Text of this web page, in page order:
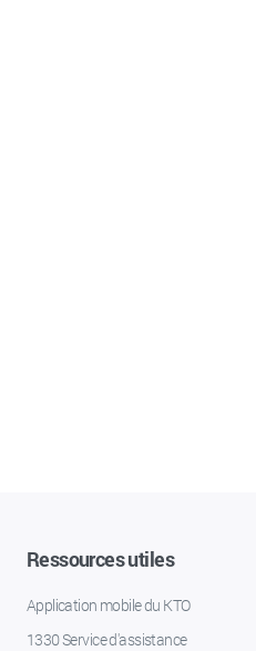
Ressources utiles
Application mobile du KTO
1330 Service d'assistance